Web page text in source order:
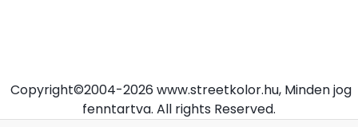
Copyright©2004-2026 www.streetkolor.hu, Minden jog
fenntartva. All rights Reserved.